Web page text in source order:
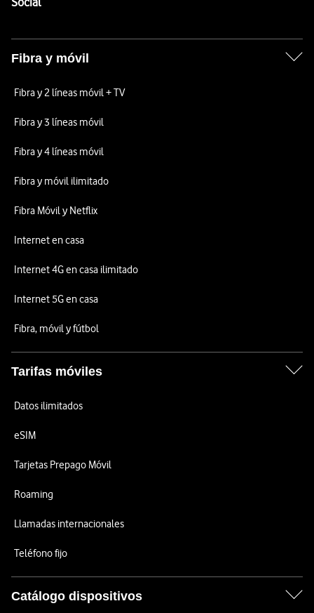
Fibra y móvil
Fibra y 2 líneas móvil + TV
Fibra y 3 líneas móvil
Fibra y 4 líneas móvil
Fibra y móvil ilimitado
Fibra Móvil y Netflix
Internet en casa
Internet 4G en casa ilimitado
Internet 5G en casa
Fibra, móvil y fútbol
Tarifas móviles
Datos ilimitados
eSIM
Tarjetas Prepago Móvil
Roaming
Llamadas internacionales
Teléfono fijo
Catálogo dispositivos